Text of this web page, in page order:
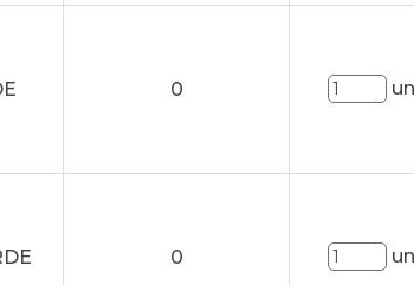
0
0